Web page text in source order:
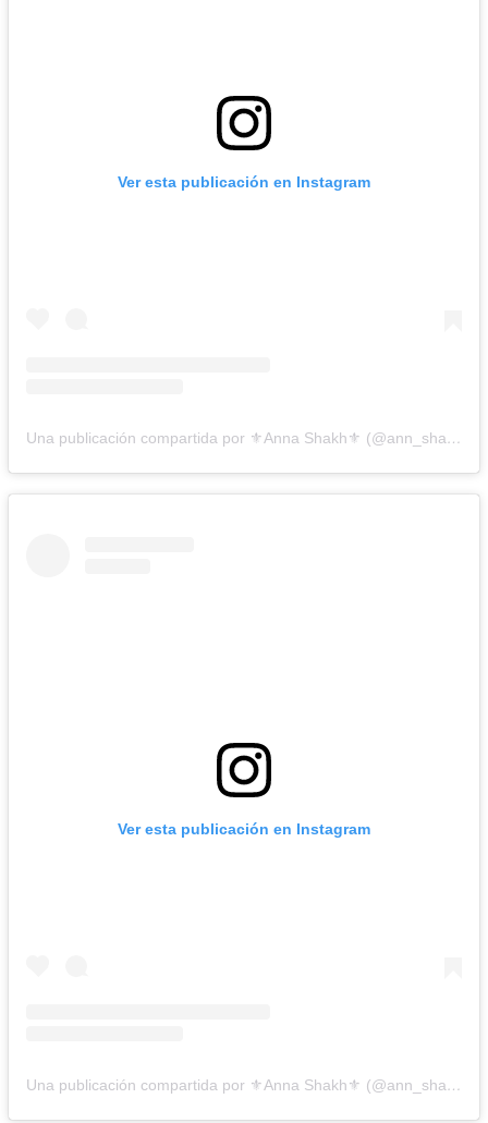
Ver esta publicación en Instagram
Una publicación compartida por ⚜️Anna Shakh⚜️ (@ann_shakhovskaya)
Ver esta publicación en Instagram
Una publicación compartida por ⚜️Anna Shakh⚜️ (@ann_shakhovskaya)